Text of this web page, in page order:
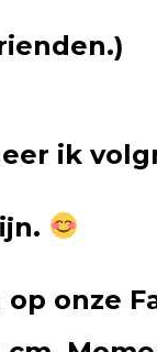
ik
onze